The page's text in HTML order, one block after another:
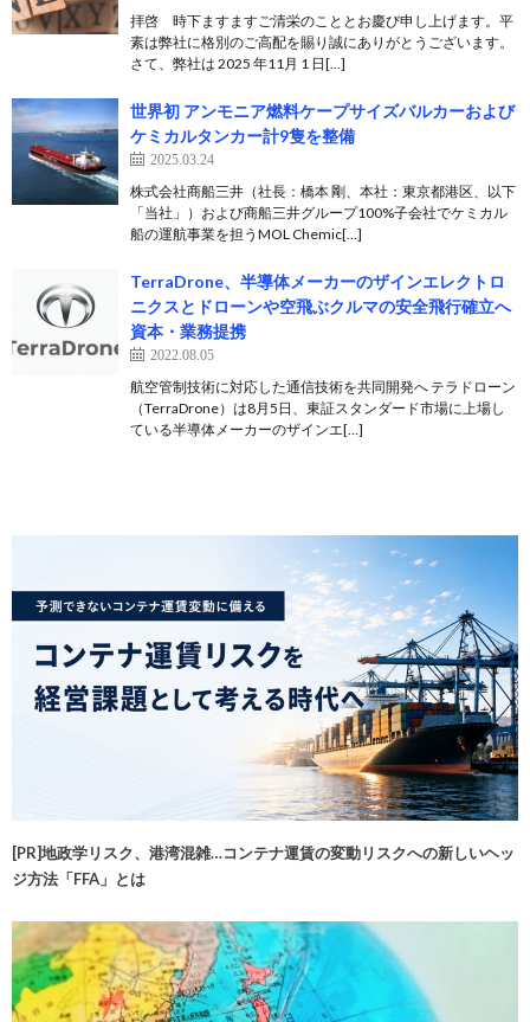
拝啓 時下ますますご清栄のこととお慶び申し上げます。平
素は弊社に格別のご高配を賜り誠にありがとうございます。
さて、弊社は 2025 年11月 1 日[…]
世界初 アンモニア燃料ケープサイズバルカーおよび
ケミカルタンカー計9隻を整備
2025.03.24
株式会社商船三井（社長：橋本 剛、本社：東京都港区、以下
「当社」）および商船三井グループ100%子会社でケミカル
船の運航事業を担うMOL Chemic[…]
TerraDrone、半導体メーカーのザインエレクトロ
ニクスとドローンや空飛ぶクルマの安全飛行確立へ
資本・業務提携
2022.08.05
航空管制技術に対応した通信技術を共同開発へ テラドローン
（TerraDrone）は8月5日、東証スタンダード市場に上場し
ている半導体メーカーのザインエ[…]
[PR]地政学リスク、港湾混雑…コンテナ運賃の変動リスクへの新しいヘッ
ジ方法「FFA」とは